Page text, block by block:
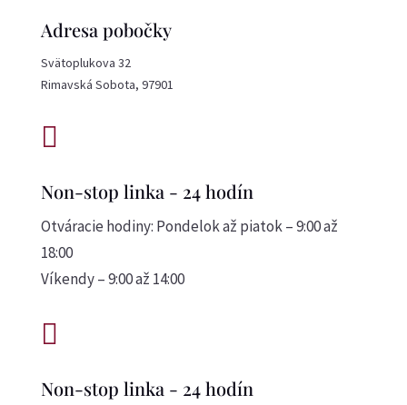
Adresa pobočky
Svätoplukova 32
Rimavská Sobota, 97901

Non-stop linka - 24 hodín
Otváracie hodiny: Pondelok až piatok – 9:00 až
18:00
Víkendy – 9:00 až 14:00

Non-stop linka - 24 hodín